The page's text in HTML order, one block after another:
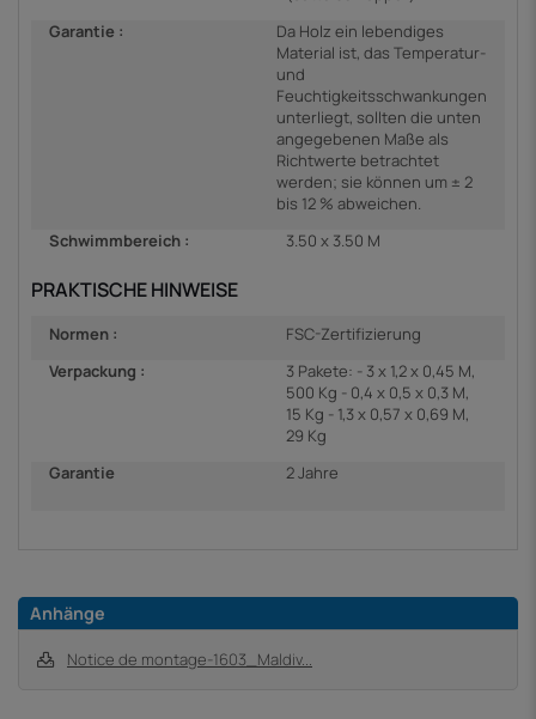
Garantie :
Da Holz ein lebendiges
Material ist, das Temperatur-
und
Feuchtigkeitsschwankungen
unterliegt, sollten die unten
angegebenen Maße als
Richtwerte betrachtet
werden; sie können um ± 2
bis 12 % abweichen.
Schwimmbereich :
3.50 x 3.50 M
PRAKTISCHE HINWEISE
Normen :
FSC-Zertifizierung
Verpackung :
3 Pakete: - 3 x 1,2 x 0,45 M,
500 Kg - 0,4 x 0,5 x 0,3 M,
15 Kg - 1,3 x 0,57 x 0,69 M,
29 Kg
Garantie
2 Jahre
Anhänge
Notice de montage-1603_Maldiv...